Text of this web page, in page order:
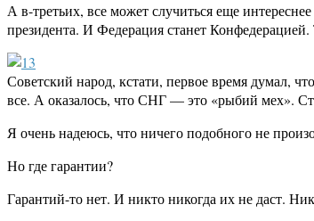
А в-третьих, все может случиться еще
президента. И Федерация станет
Советский народ, кстати, первое время думал,
все. А оказалось, что СНГ — это «рыбий мех».
Я очень надеюсь, что ничего подобного не
Но где гарантии?
Гарантий-то нет. И никто никогда их не даст.